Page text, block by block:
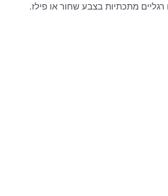
מתכתיות בצבע שחור או פילז.